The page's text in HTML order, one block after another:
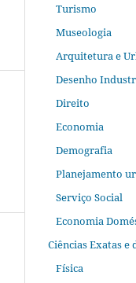
Turismo
Museologia
Arquitetura e
Desenho
Direito
Economia
Demografia
Planejamento
Serviço Social
Economia
Ciências Exatas e
Física